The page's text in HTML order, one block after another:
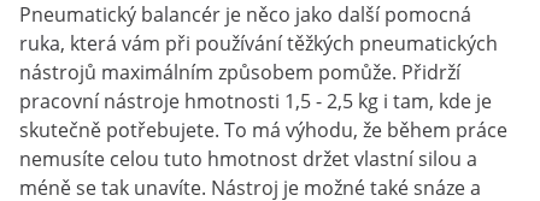
Pneumatický balancér je něco jako další pomocná
ruka, která vám při používání těžkých pneumatických
nástrojů maximálním způsobem pomůže. Přidrží
pracovní nástroje hmotnosti 1,5 - 2,5 kg i tam, kde je
skutečně potřebujete. To má výhodu, že během práce
nemusíte celou tuto hmotnost držet vlastní silou a
méně se tak unavíte. Nástroj je možné také snáze a